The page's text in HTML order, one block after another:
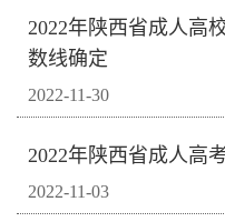
2022年陕西省成人高
数线确定
2022-11-30
2022年陕西省成人高
2022-11-03